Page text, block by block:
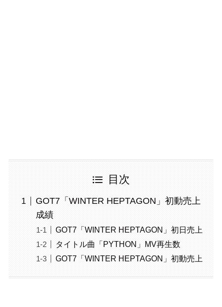
目次
GOT7「WINTER HEPTAGON」初動売上
成績
GOT7「WINTER HEPTAGON」初日売上
タイトル曲「PYTHON」MV再生数
GOT7「WINTER HEPTAGON」初動売上